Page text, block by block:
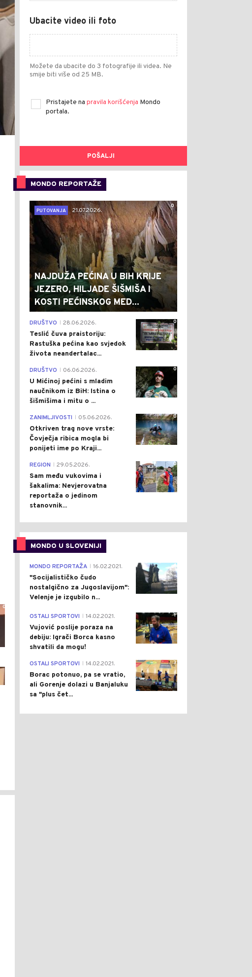
0
SVIJET | Pre 2 h SVIJET Pre 10 h
Ubacite video ili foto
Možete da ubacite do 3 fotografije ili videa. Ne
smije biti više od 25 MB.
Pristajete na pravila korišćenja Mondo
portala.
POŠALJI
MONDO REPORTAŽE
0
PUTOVANJA
21.07.2026.
NAJDUŽA PEĆINA U BIH KRIJE
JEZERO, HILJADE ŠIŠMIŠA I
KOSTI PEĆINSKOG MED...
0
DRUŠTVO 28.06.2026.
Teslić čuva praistoriju:
Rastuška pećina kao svjedok
života neandertalac...
0
DRUŠTVO 06.06.2026.
U Mićinoj pećini s mladim
naučnikom iz BiH: Istina o
šišmišima i mitu o ...
0
ZANIMLJIVOSTI 05.06.2026.
Otkriven trag nove vrste:
Čovječja ribica mogla bi
ponijeti ime po Kraji...
0
REGION 29.05.2026.
Sam među vukovima i
šakalima: Nevjerovatna
reportaža o jedinom
stanovnik...
MONDO U SLOVENIJI
4
MONDO REPORTAŽA 16.02.2021.
"Socijalističko čudo
nostalgično za Jugoslavijom":
Velenje je izgubilo n...
1
OSTALI SPORTOVI 14.02.2021.
Vujović poslije poraza na
debiju: Igrači Borca kasno
shvatili da mogu!
3
OSTALI SPORTOVI 14.02.2021.
Borac potonuo, pa se vratio,
ali Gorenje dolazi u Banjaluku
sa "plus čet...